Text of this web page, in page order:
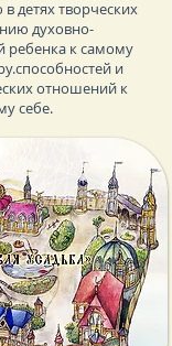
детях творческих
духовно-
ребенка к самому
и
отношений к
себе.